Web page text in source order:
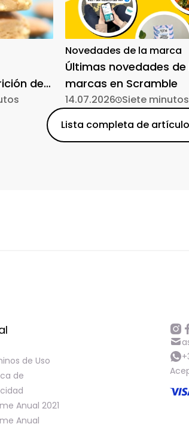
de
Novedades de la marca
Últimas novedades de
marcas en Scramble
14.07.2026 Siete minutos
Lista completa de
de Uso
de
Anual 2021
Anual